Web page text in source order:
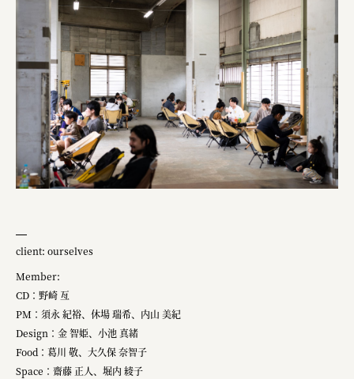
client: ourselves
Member:
CD：野崎 亙
PM：須永 紀裕、休場 瑞希、内山 美紀
Design：金 智姫、小池 真緒
Food：葛川 敬、大久保 奈智子
Space：齋藤 正人、堀内 綾子